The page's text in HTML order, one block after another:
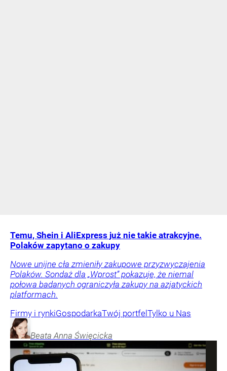
Temu, Shein i AliExpress już nie takie atrakcyjne.
Polaków zapytano o zakupy
Nowe unijne cła zmieniły zakupowe przyzwyczajenia
Polaków. Sondaż dla „Wprost” pokazuje, że niemal
połowa badanych ograniczyła zakupy na azjatyckich
platformach.
Firmy i rynkiGospodarkaTwój portfelTylko u Nas
Beata Anna Święcicka